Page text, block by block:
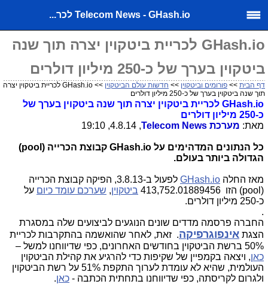
Telecom News - GHash.io לכר...
GHash.io לכריית ביטקוין יצרה תוך שנה
ביטקוין בערך של כ-250 מיליון דולרים
דף הבית >> פורומים וביטקוין >> חדשות עולם הביטקוין
>> GHash.io לכריית ביטקוין יצרה
תוך שנה ביטקוין בערך של כ-250 מיליון דולרים
GHash.io לכריית ביטקוין יצרה תוך שנה ביטקוין בערך של
כ-250 מיליון דולרים
מאת: מערכת Telecom News
, 4.8.14, 19:10
כל הנתונים המדהימים על GHash.io קבוצת הכרייה (pool)
הגדולה ביותר בעולם.
מאז החלה GHash.io
לפעול ב-3.8.13, הפיקה קבוצת הכרייה
(pool) הזו
413,752.01889456 ביטקוין, שערכם עומד כיום על
כ-250 מיליון דולרים.
.
החברה פרסמה מדדים שונים הנוגעים לביצועים שלה במסגרת
הצגת אינפוגרפיקה. זאת, לאחר שהואשמה בהתקרבות לכריית
50% ברשת הביטקוין בחודשים האחרונים, כפי שדיווחנו למשל –
כאן, ויצאה בקמפיין של שקיפות כדי להרגיע את קהילת הביטקוין
העולמית, שהיא לא עומדת לערוך התקפת 51% על רשת הביטקוין
ולגרום לקריסתה, כפי שדיווחנו בתחתית הכתבה - כאן.